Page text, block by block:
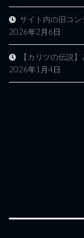
サイト内の旧コ
2026年2月6日
【カリツの伝説
2026年1月4日